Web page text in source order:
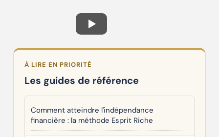
À LIRE EN PRIORITÉ
Les guides de référence
Comment atteindre l'indépendance
financière : la méthode Esprit Riche